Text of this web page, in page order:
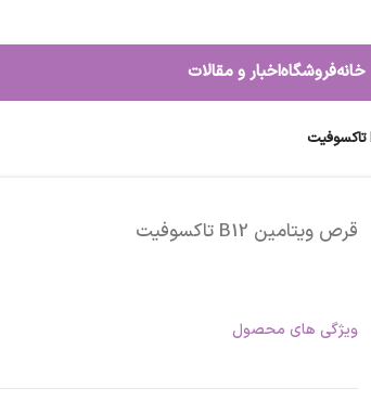
خانهفروشگاهاخبار و مقالات
قرص ویتامین B12 تاکسوفیت
ویژگی های محصول